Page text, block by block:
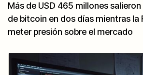
Más de USD 465 millones
de bitcoin en dos días mientras la
meter presión sobre el mercado